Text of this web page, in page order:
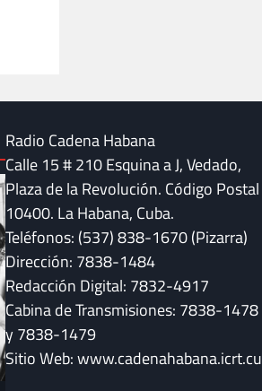
Radio Cadena Habana
Calle 15 # 210 Esquina a J, Vedado,
Plaza de la Revolución. Código Postal
10400. La Habana, Cuba.
Teléfonos: (537) 838-1670 (Pizarra)
Dirección: 7838-1484
Redacción Digital: 7832-4917
Cabina de Transmisiones: 7838-1478
y 7838-1479
Sitio Web: www.cadenahabana.icrt.cu